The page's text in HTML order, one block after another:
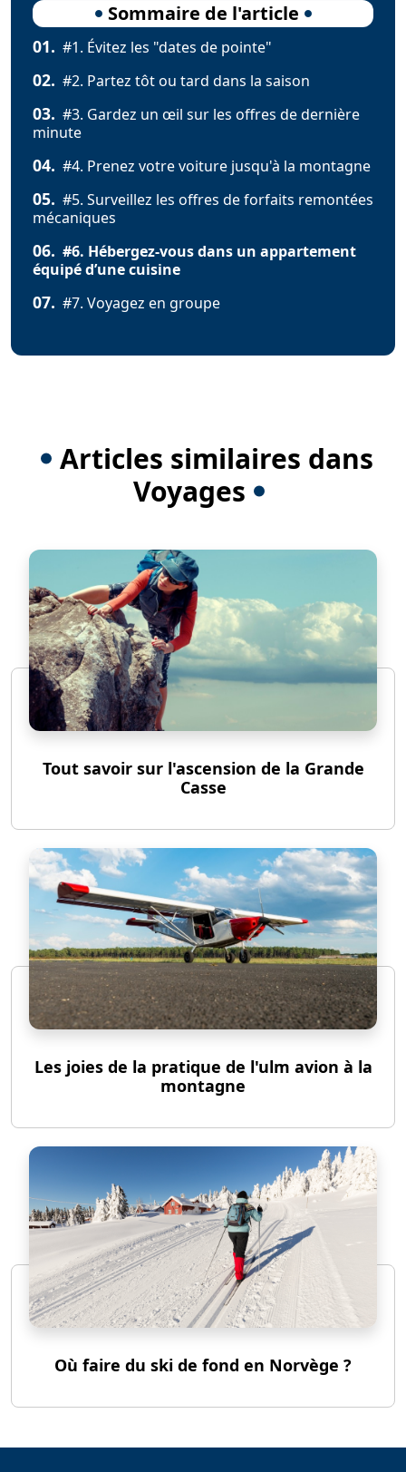
Sommaire de l'article
01. #1. Évitez les "dates de pointe"
02. #2. Partez tôt ou tard dans la saison
03. #3. Gardez un œil sur les offres de dernière
minute
04. #4. Prenez votre voiture jusqu'à la montagne
05. #5. Surveillez les offres de forfaits remontées
mécaniques
06. #6. Hébergez-vous dans un appartement
équipé d’une cuisine
07. #7. Voyagez en groupe
Articles similaires dans
Voyages
Tout savoir sur l'ascension de la Grande
Casse
Les joies de la pratique de l'ulm avion à la
montagne
Où faire du ski de fond en Norvège ?